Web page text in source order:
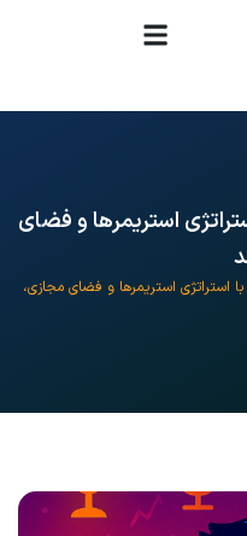
استریمرها و فضای
استراتژی استریمرها و فضای مجازی،